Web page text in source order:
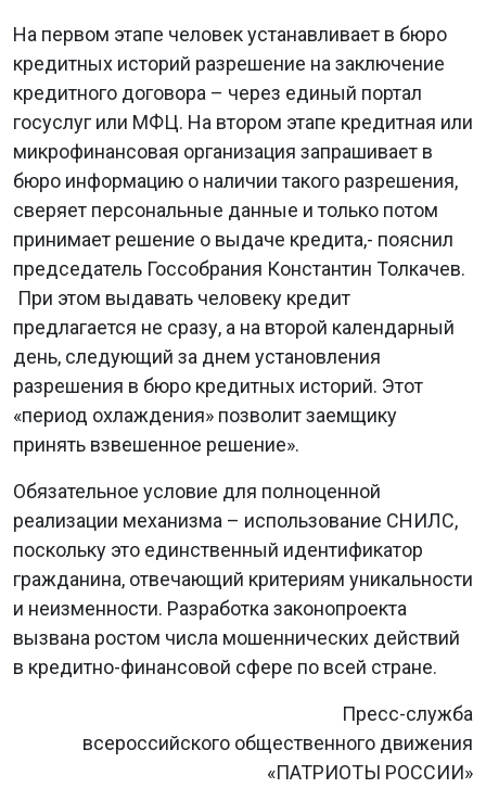
На первом этапе человек устанавливает в бюро
кредитных историй разрешение на заключение
кредитного договора – через единый портал
госуслуг или МФЦ. На втором этапе кредитная или
микрофинансовая организация запрашивает в
бюро информацию о наличии такого разрешения,
сверяет персональные данные и только потом
принимает решение о выдаче кредита,- пояснил
председатель Госсобрания Константин Толкачев.
При этом выдавать человеку кредит
предлагается не сразу, а на второй календарный
день, следующий за днем установления
разрешения в бюро кредитных историй. Этот
«период охлаждения» позволит заемщику
принять взвешенное решение».
Обязательное условие для полноценной
реализации механизма – использование СНИЛС,
поскольку это единственный идентификатор
гражданина, отвечающий критериям уникальности
и неизменности. Разработка законопроекта
вызвана ростом числа мошеннических действий
в кредитно-финансовой сфере по всей стране.
Пресс-служба
всероссийского общественного движения
«ПАТРИОТЫ РОССИИ»